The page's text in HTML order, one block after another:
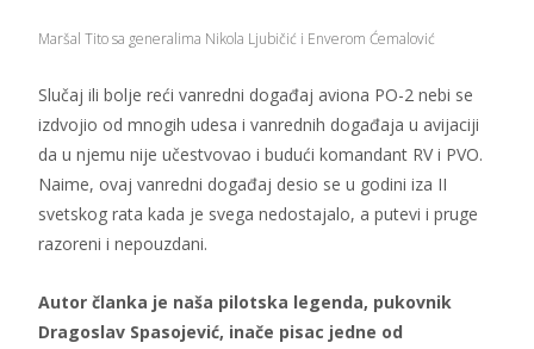
Maršal Tito sa generalima Nikola Ljubičić i Enverom Ćemalović
Slučaj ili bolje reći vanredni događaj aviona PO-2 nebi se
izdvojio od mnogih udesa i vanrednih događaja u avijaciji
da u njemu nije učestvovao i budući komandant RV i PVO.
Naime, ovaj vanredni događaj desio se u godini iza II
svetskog rata kada je svega nedostajalo, a putevi i pruge
razoreni i nepouzdani.
Autor članka je naša pilotska legenda, pukovnik
Dragoslav Spasojević, inače pisac jedne od